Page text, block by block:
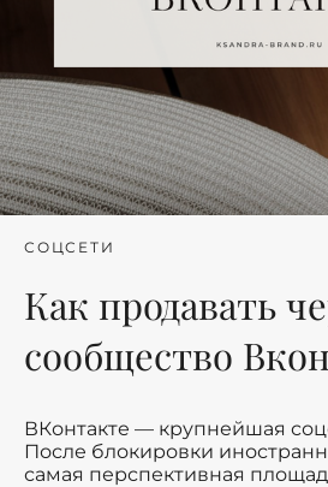
СОЦСЕТИ
Как продавать
сообщество
ВКонтакте — крупнейшая
После блокировки
самая перспективная